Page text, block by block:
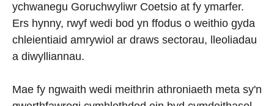
ychwanegu Goruchwyliwr Coetsio at fy ymarfer.
Ers hynny, rwyf wedi bod yn ffodus o weithio gyda
chleientiaid amrywiol ar draws sectorau, lleoliadau
a diwylliannau.
Mae fy ngwaith wedi meithrin athroniaeth meta sy'n